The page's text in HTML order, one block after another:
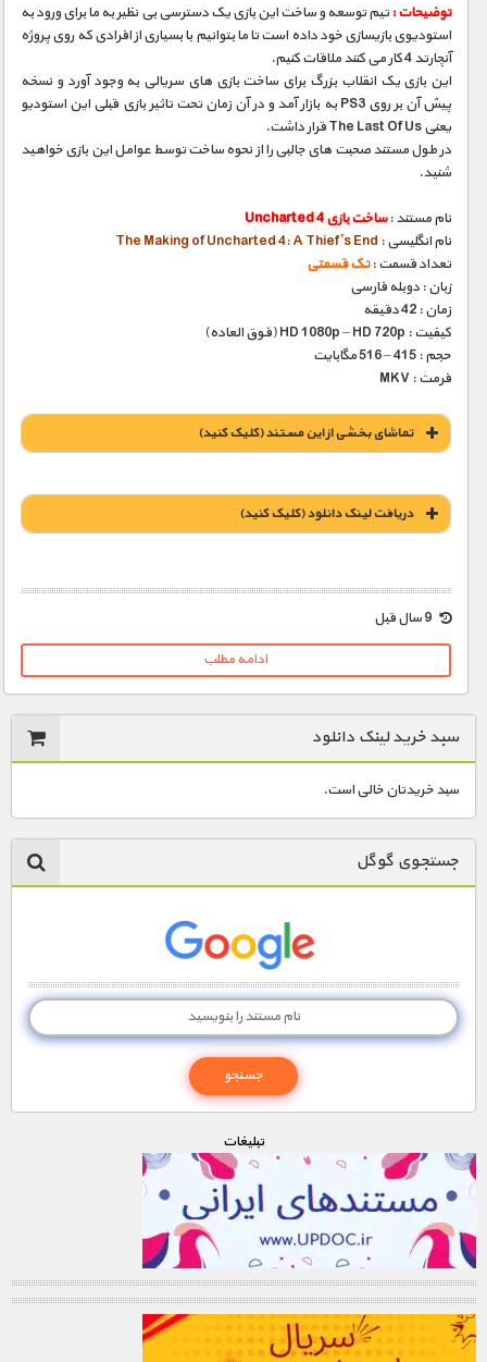
توضیحات : تیم توسعه و ساخت این بازی یک دسترسی بی نظیر به ما برای ورود به
استودیوی بازیسازی خود داده است تا ما بتوانیم با بسیاری از افرادی که روی پروژه
آنچارتد 4 کار می کنند ملاقات کنیم.
این بازی یک انقلاب بزرگ برای ساخت بازی های سریالی به وجود آورد و نسخه
پیش آن بر روی PS3 به بازار آمد و در آن زمان تحت تاثیر بازی قبلی این استودیو
یعنی The Last Of Us قرار داشت.
در طول مستند صحبت های جالبی را از نحوه ساخت توسط عوامل این بازی خواهید
شنید.
نام مستند :ساخت بازی Uncharted 4
نام انگلیسی : The Making of Uncharted 4: A Thief’s End
تعداد قسمت :تک قسمتی
زبان : دوبله فارسی
زمان : 42 دقیقه
کیفیت : HD 1080p – HD 720p (فوق العاده)
حجم : 415 – 516 مگابایت
فرمت : MKV
تماشای بخشی از این مستند (کلیک کنید)
دریافت لينک دانلود (کليک کنيد)
1900 تومان – خريد لينک دانلود (افزودن به سبد خريد)
ادامه مطلب
سبد خرید لینک دانلود
سبد خریدتان خالی است.
جستجوی گوگل
تبليغات